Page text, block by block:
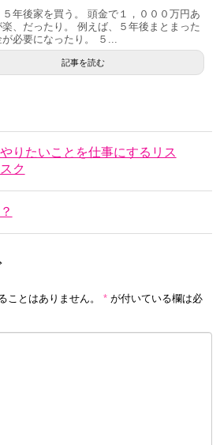
年後家を買う。 頭金で１，０００万円あ
楽、だったり。 例えば、５年後まとまった
必要になったり。 ５...
記事を読む
りたいことを仕事にするリス
ク
ことはありません。 * が付いている欄は必